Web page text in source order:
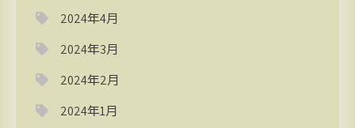
2024年4月
2024年3月
2024年2月
2024年1月